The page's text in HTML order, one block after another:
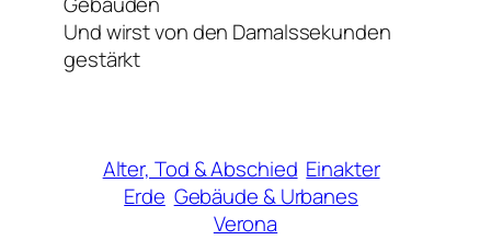
Und wirst von den Damalssekunden
gestärkt
Alter, Tod & Abschied Einakter
Erde Gebäude & Urbanes
Verona